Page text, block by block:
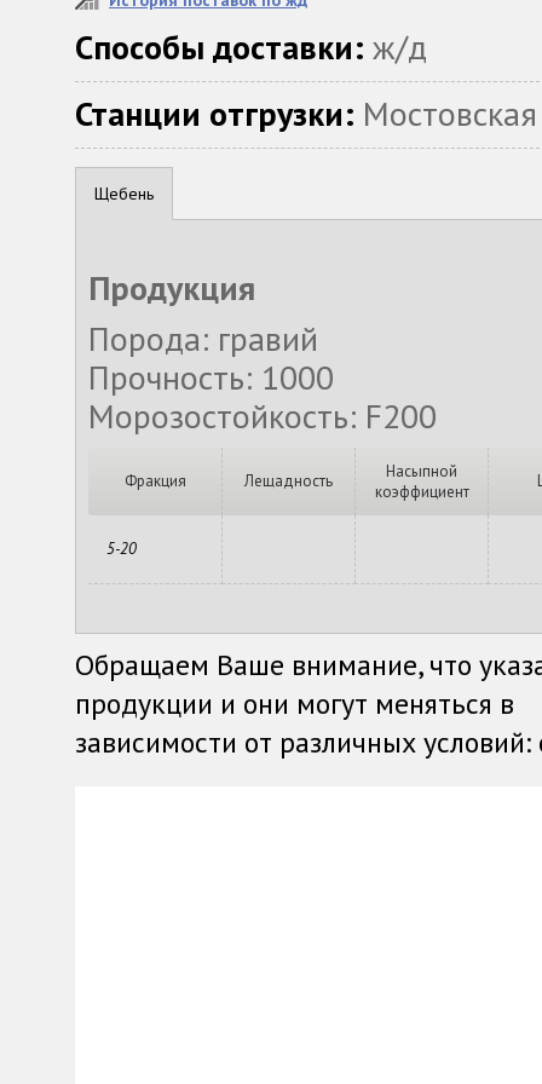
Способы доставки: ж/д
Станции отгрузки: Мостовская
Щебень
Продукция
Порода: гравий
Прочность: 1000
Морозостойкость: F200
Фракция Лещадность
Насыпной
коэффициент
5-20
Обращаем Ваше внимание, что
продукции и они могут меняться в
зависимости от различных